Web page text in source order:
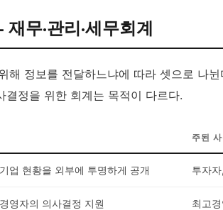
무·관리·세무회계
해 정보를 전달하느냐에 따라 셋으로 나
결정을 위한 회계는 목적이 다르다.
주된
업 현황을 외부에 투명하게 공개 투자
영자의 의사결정 지원 최고